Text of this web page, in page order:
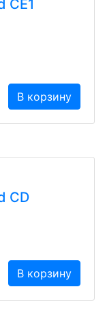
CE1
В корзину
CD
В корзину